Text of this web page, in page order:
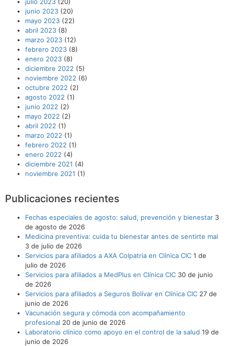
junio 2023 (20)
mayo 2023 (22)
abril 2023 (8)
marzo 2023 (12)
febrero 2023 (8)
enero 2023 (8)
diciembre 2022 (5)
noviembre 2022 (6)
octubre 2022 (2)
agosto 2022 (1)
junio 2022 (2)
mayo 2022 (2)
abril 2022 (1)
marzo 2022 (1)
febrero 2022 (1)
enero 2022 (4)
diciembre 2021 (4)
noviembre 2021 (1)
Publicaciones recientes
Fechas especiales de agosto: salud, prevención y bienestar 3
de agosto de 2026
Medicina preventiva: cuida tu bienestar antes de sentirte mal
3 de julio de 2026
Servicios para afiliados a AXA Colpatria en Clínica CIC 1 de
julio de 2026
Servicios para afiliados a MedPlus en Clínica CIC 30 de junio
de 2026
Servicios para afiliados a Seguros Bolívar en Clínica CIC 27 de
junio de 2026
Vacunación segura y cómoda con acompañamiento
profesional 20 de junio de 2026
Laboratorio clínico como apoyo en el control de la salud 19 de
junio de 2026